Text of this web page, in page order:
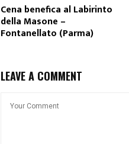
Cena benefica al Labirinto
della Masone –
Fontanellato (Parma)
LEAVE A COMMENT